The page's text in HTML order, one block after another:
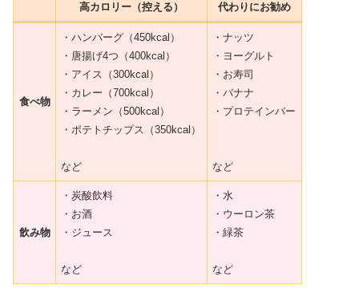
高カロリー（控える） 代わりにお勧め
食べ物
・ハンバーグ（450kcal）
・唐揚げ4つ（400kcal）
・アイス（300kcal）
・カレー（700kcal）
・ラーメン（500kcal）
・ポテトチップス（350kcal）
など
・ナッツ
・ヨーグルト
・お寿司
・バナナ
・プロテインバー
など
飲み物
・炭酸飲料
・お酒
・ジュース
など
・水
・ウーロン茶
・緑茶
など